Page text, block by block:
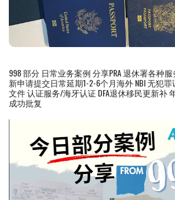
998 部分 日常业务案例 分享PRA 退休署各种
新申请提交日常延期1-2-6个月海外 NBI 无犯
文件 认证服务/海牙认证 DFA退休移民更新补
成功批复